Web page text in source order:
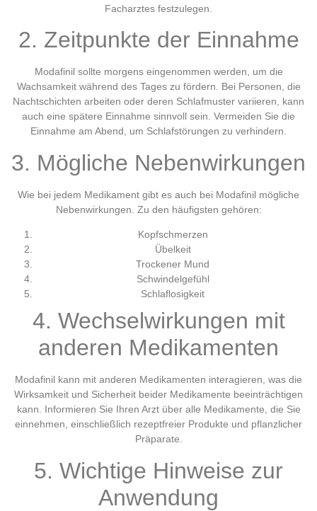
Facharztes festzulegen.
2. Zeitpunkte der Einnahme
Modafinil sollte morgens eingenommen werden, um die
Wachsamkeit während des Tages zu fördern. Bei Personen, die
Nachtschichten arbeiten oder deren Schlafmuster variieren, kann
auch eine spätere Einnahme sinnvoll sein. Vermeiden Sie die
Einnahme am Abend, um Schlafstörungen zu verhindern.
3. Mögliche Nebenwirkungen
Wie bei jedem Medikament gibt es auch bei Modafinil mögliche
Nebenwirkungen. Zu den häufigsten gehören:
Kopfschmerzen
Übelkeit
Trockener Mund
Schwindelgefühl
Schlaflosigkeit
4. Wechselwirkungen mit
anderen Medikamenten
Modafinil kann mit anderen Medikamenten interagieren, was die
Wirksamkeit und Sicherheit beider Medikamente beeinträchtigen
kann. Informieren Sie Ihren Arzt über alle Medikamente, die Sie
einnehmen, einschließlich rezeptfreier Produkte und pflanzlicher
Präparate.
5. Wichtige Hinweise zur
Anwendung